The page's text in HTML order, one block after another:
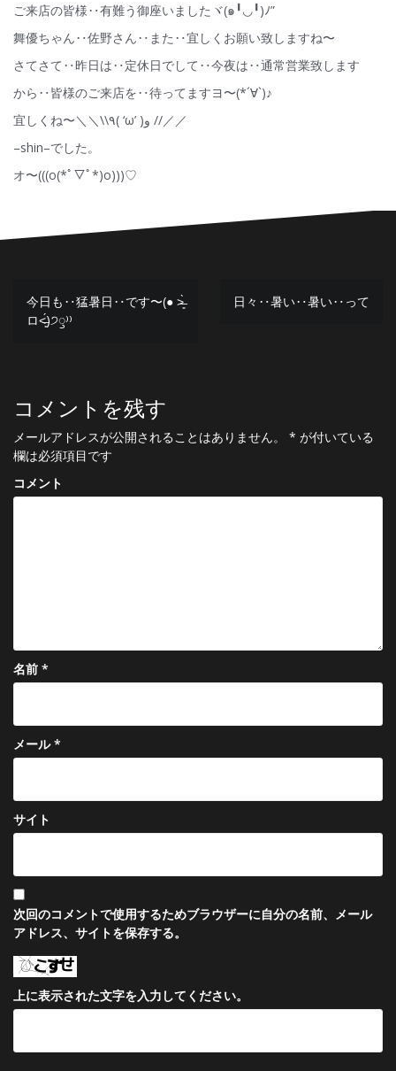
ご来店の皆様‥有難う御座いましたヾ(๑╹◡╹)ﾉ”
舞優ちゃん‥佐野さん‥また‥宜しくお願い致しますね〜
さてさて‥昨日は‥定休日でして‥今夜は‥通常営業致します
から‥皆様のご来店を‥待ってますヨ〜(*´∀`)♪
宜しくね〜＼＼\\٩( ‘ω’ )و //／／
–shin–でした。
オ〜(((o(*ﾟ▽ﾟ*)o)))♡
投
ビ
ゲ
ー
シ
今日も‥猛暑日‥です〜(● ˃̶͈̀
ロ˂̶͈́)੭ꠥ⁾⁾
日々‥暑い‥暑い‥って
コメントを残す
メールアドレスが公開されることはありません。 * が付いている
欄は必須項目です
コメント
名前 *
メール*
サイト
次回のコメントで使用するためブラウザーに自分の名前、メール
アドレス、サイトを保存する。
上に表示された文字を入力してください。